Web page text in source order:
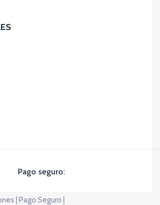
Pago seguro:
| Pago Seguro |